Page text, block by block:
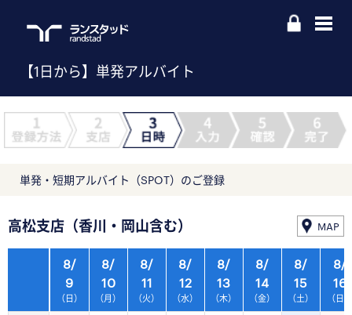
【1日から】単発アルバイト
単発・短期アルバイト（SPOT）のご登録
高松支店（香川・岡山含む） MAP
8/
9
（日）
8/
10
（月）
8/
11
（火）
8/
12
（水）
8/
13
（木）
8/
14
（金）
8/
15
（土）
8/
16
（日）